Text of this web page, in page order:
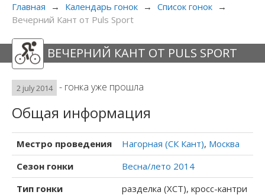
Главная → Календарь гонок → Список гонок →
Вечерний Кант от Puls Sport
ВЕЧЕРНИЙ КАНТ ОТ PULS SPORT
2 july 2014 - гонка уже прошла
Общая информация
Местро проведения Нагорная (СК Кант), Москва
Сезон гонки
Весна/лето 2014
Тип гонки
разделка (XCT), кросс-кантри